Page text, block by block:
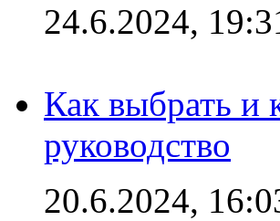
24.6.2024,
Как выбрать и
руководство
20.6.2024,